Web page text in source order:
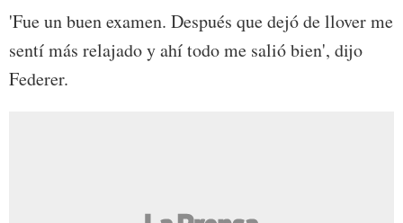
'Fue un buen examen. Después que dejó de llover me
sentí más relajado y ahí todo me salió bien', dijo
Federer.